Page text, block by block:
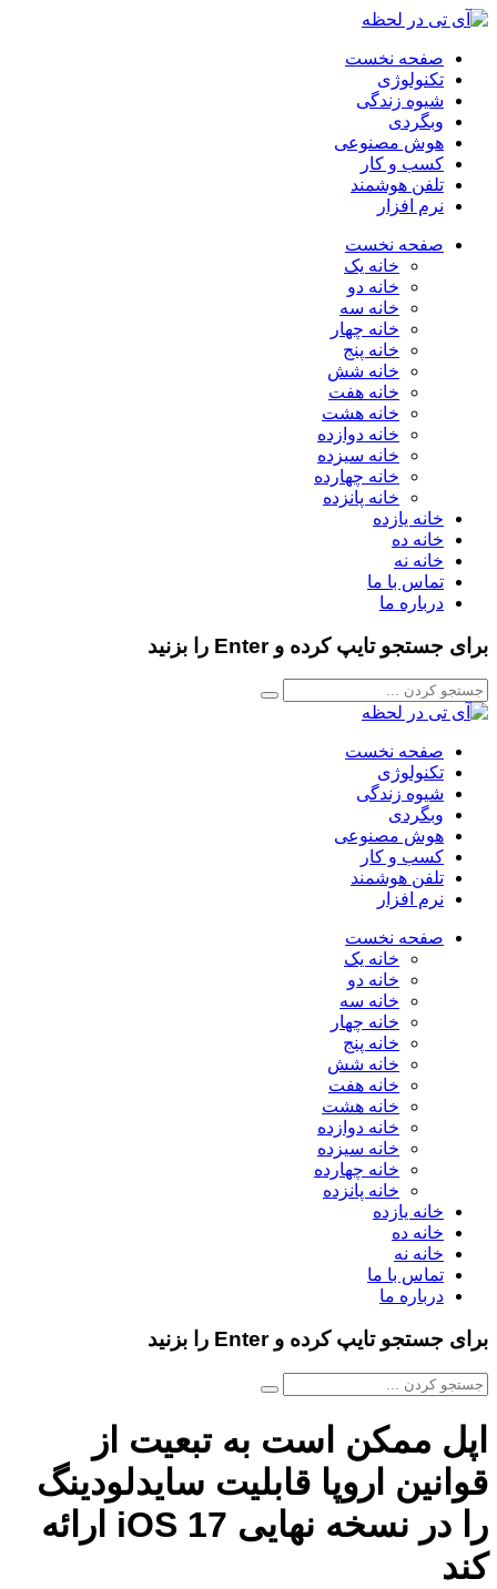
صفحه نخست
تکنولوژی
شیوه زندگی
وبگردی
هوش مصنوعی
کسب و کار
تلفن هوشمند
نرم افزار
صفحه نخست
خانه یک
خانه دو
خانه سه
خانه چهار
خانه پنج
خانه شش
خانه هفت
خانه هشت
خانه دوازده
خانه سیزده
خانه چهارده
خانه پانزده
خانه یازده
خانه ده
خانه نه
تماس با ما
درباره ما
برای جستجو تایپ کرده و Enter را بزنید
صفحه نخست
تکنولوژی
شیوه زندگی
وبگردی
هوش مصنوعی
کسب و کار
تلفن هوشمند
نرم افزار
صفحه نخست
خانه یک
خانه دو
خانه سه
خانه چهار
خانه پنج
خانه شش
خانه هفت
خانه هشت
خانه دوازده
خانه سیزده
خانه چهارده
خانه پانزده
خانه یازده
خانه ده
خانه نه
تماس با ما
درباره ما
برای جستجو تایپ کرده و Enter را بزنید
اپل ممکن است به تبعیت از
قوانین اروپا قابلیت سایدلودینگ
را در نسخه نهایی iOS 17 ارائه
کند